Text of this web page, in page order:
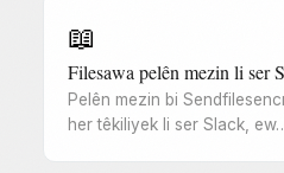
📖
Filesawa pelên mezin li ser
Pelên mezin bi
her têkiliyek li ser Slack,